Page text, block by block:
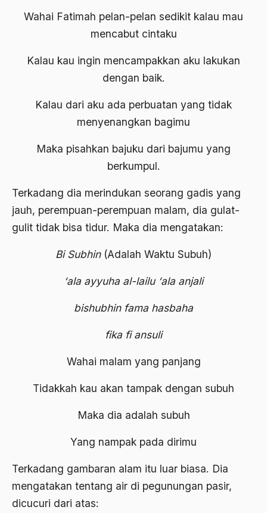
Wahai Fatimah pelan-pelan sedikit kalau mau
mencabut cintaku
Kalau kau ingin mencampakkan aku lakukan
dengan baik.
Kalau dari aku ada perbuatan yang tidak
menyenangkan bagimu
Maka pisahkan bajuku dari bajumu yang
berkumpul.
Terkadang dia merindukan seorang gadis yang
jauh, perempuan-perempuan malam, dia gulat-
gulit tidak bisa tidur. Maka dia mengatakan:
Bi Subhin(Adalah Waktu Subuh)
‘ala ayyuha al-lailu ‘ala anjali
bishubhin fama hasbaha
fika fi ansuli
Wahai malam yang panjang
Tidakkah kau akan tampak dengan subuh
Maka dia adalah subuh
Yang nampak pada dirimu
Terkadang gambaran alam itu luar biasa. Dia
mengatakan tentang air di pegunungan pasir,
dicucuri dari atas:
BUMN
Bung Hatta
Bung karno
cak nur
Calon presiden
Capres